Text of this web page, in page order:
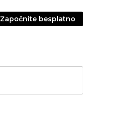
Započnite besplatno